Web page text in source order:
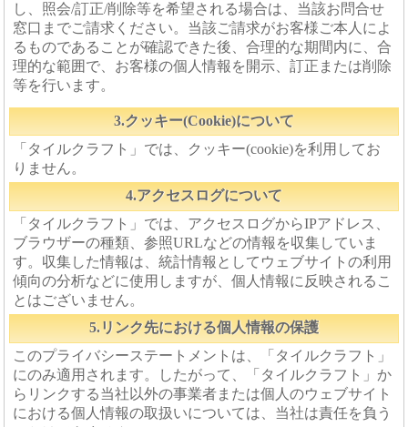
し、照会/訂正/削除等を希望される場合は、当該お問合せ
窓口までご請求ください。当該ご請求がお客様ご本人によ
るものであることが確認できた後、合理的な期間内に、合
理的な範囲で、お客様の個人情報を開示、訂正または削除
等を行います。
3.クッキー(Cookie)について
「タイルクラフト」では、クッキー(cookie)を利用してお
りません。
4.アクセスログについて
「タイルクラフト」では、アクセスログからIPアドレス、
ブラウザーの種類、参照URLなどの情報を収集していま
す。収集した情報は、統計情報としてウェブサイトの利用
傾向の分析などに使用しますが、個人情報に反映されるこ
とはございません。
5.リンク先における個人情報の保護
このプライバシーステートメントは、「タイルクラフト」
にのみ適用されます。したがって、「タイルクラフト」か
らリンクする当社以外の事業者または個人のウェブサイト
における個人情報の取扱いについては、当社は責任を負う